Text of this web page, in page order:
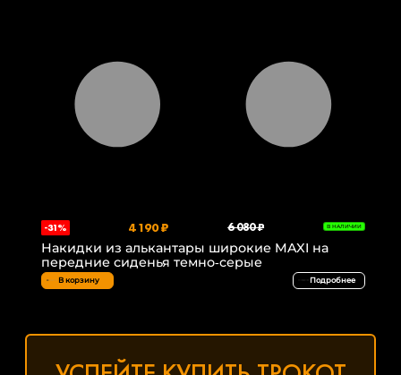
-31% 4 190 ₽ 6 080 ₽ В НАЛИЧИИ
Накидки из алькантары широкие MAXI на
передние сиденья темно-серые
В корзину Подробнее